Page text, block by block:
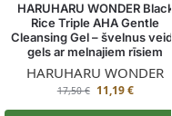
HARUHARU WONDER
Rice Triple AHA Gentle
Cleansing Gel – švelnus
gels ar melnajiem rīsiem
HARUHARU WONDER
17,50€ 11,19€